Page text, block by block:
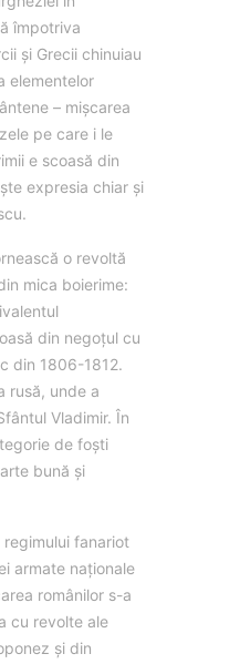
împotriva
şi Grecii chinuiau
elementelor
– mişcarea
pe care i le
e scoasă din
expresia chiar şi
o revoltă
mica boierime:
din negoțul cu
din 1806-1812.
rusă, unde a
Vladimir. În
de foști
bună și
fanariot
armate naționale
românilor s-a
cu revolte ale
și din